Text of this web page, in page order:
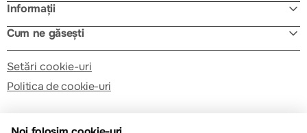
Informații
Cum ne găsești
Setări cookie-uri
Politica de cookie-uri